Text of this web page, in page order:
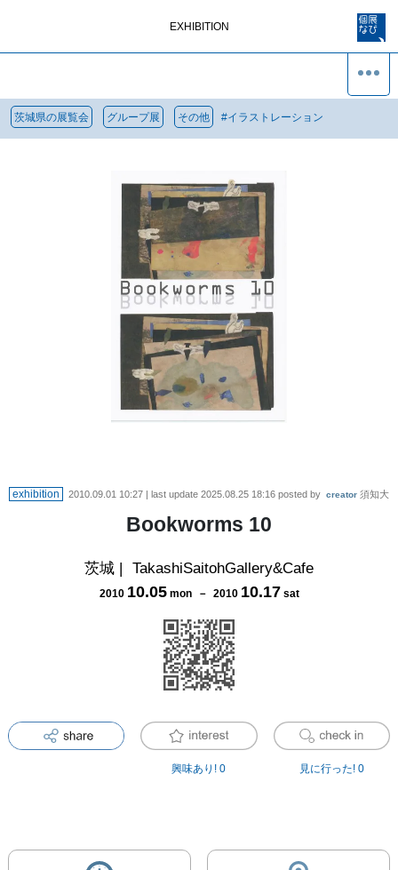
EXHIBITION
茨城県の展覧会 グループ展 その他 #イラストレーション
exhibition 2010.09.01 10:27 | last update 2025.08.25 18:16 posted by creator 須知大
Bookworms 10
茨城 | TakashiSaitohGallery&Cafe
2010 10.05 mon－ 2010 10.17 sat
興味あり! 0 見に行った! 0